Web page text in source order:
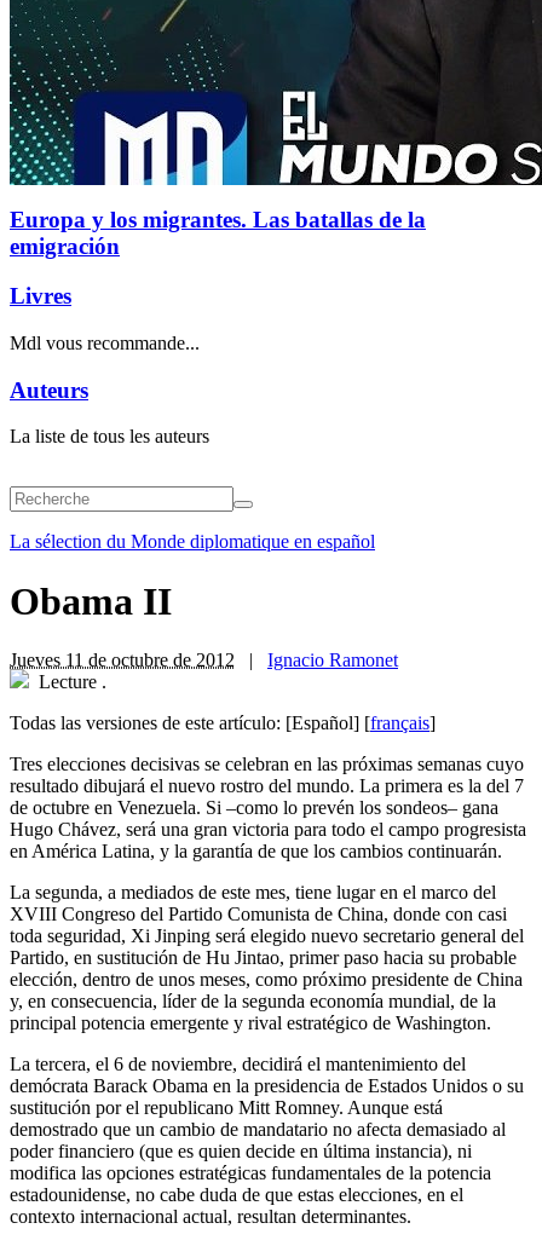
Europa y los migrantes. Las batallas de la
emigración
Livres
Mdl vous recommande...
Auteurs
La liste de tous les auteurs
La sélection du Monde diplomatique en español
Obama II
Jueves 11 de octubre de 2012 | Ignacio Ramonet
Lecture .
Todas las versiones de este artículo: [Español] [français]
Tres elecciones decisivas se celebran en las próximas semanas cuyo
resultado dibujará el nuevo rostro del mundo. La primera es la del 7
de octubre en Venezuela. Si –como lo prevén los sondeos– gana
Hugo Chávez, será una gran victoria para todo el campo progresista
en América Latina, y la garantía de que los cambios continuarán.
La segunda, a mediados de este mes, tiene lugar en el marco del
XVIII Congreso del Partido Comunista de China, donde con casi
toda seguridad, Xi Jinping será elegido nuevo secretario general del
Partido, en sustitución de Hu Jintao, primer paso hacia su probable
elección, dentro de unos meses, como próximo presidente de China
y, en consecuencia, líder de la segunda economía mundial, de la
principal potencia emergente y rival estratégico de Washington.
La tercera, el 6 de noviembre, decidirá el mantenimiento del
demócrata Barack Obama en la presidencia de Estados Unidos o su
sustitución por el republicano Mitt Romney. Aunque está
demostrado que un cambio de mandatario no afecta demasiado al
poder financiero (que es quien decide en última instancia), ni
modifica las opciones estratégicas fundamentales de la potencia
estadounidense, no cabe duda de que estas elecciones, en el
contexto internacional actual, resultan determinantes.